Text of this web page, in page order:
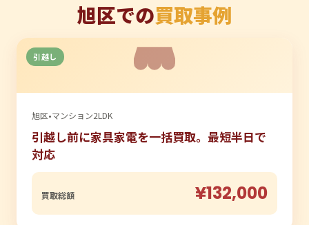
旭区での買取事例
引越し
旭区•マンション2LDK
引越し前に家具家電を一括買取。最短半日で
対応
買取総額 ¥132,000